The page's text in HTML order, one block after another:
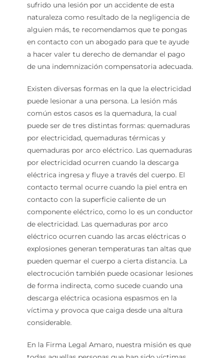
sufrido una lesión por un accidente de esta
naturaleza como resultado de la negligencia de
alguien más, te recomendamos que te pongas
en contacto con un abogado para que te ayude
a hacer valer tu derecho de demandar el pago
de una indemnización compensatoria adecuada.
Existen diversas formas en la que la electricidad
puede lesionar a una persona. La lesión más
común estos casos es la quemadura, la cual
puede ser de tres distintas formas: quemaduras
por electricidad, quemaduras térmicas y
quemaduras por arco eléctrico. Las quemaduras
por electricidad ocurren cuando la descarga
eléctrica ingresa y fluye a través del cuerpo. El
contacto termal ocurre cuando la piel entra en
contacto con la superficie caliente de un
componente eléctrico, como lo es un conductor
de electricidad. Las quemaduras por arco
eléctrico ocurren cuando las arcas eléctricas o
explosiones generan temperaturas tan altas que
pueden quemar el cuerpo a cierta distancia. La
electrocución también puede ocasionar lesiones
de forma indirecta, como sucede cuando una
descarga eléctrica ocasiona espasmos en la
víctima y provoca que caiga desde una altura
considerable.
En la Firma Legal Amaro, nuestra misión es que